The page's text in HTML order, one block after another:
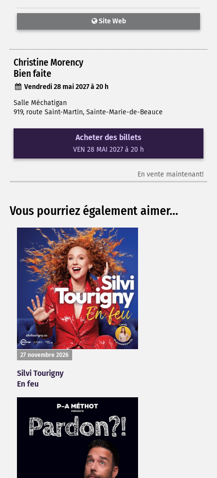
Site Web
Christine Morency
Bien faite
Vendredi 28 mai 2027 à 20 h
Salle Méchatigan
919, route Saint-Martin, Sainte-Marie-de-Beauce
Acheter des billets
VEN 28 MAI 2027 à 20 h
En vente maintenant!
Vous pourriez également aimer...
27 novembre 2026
Silvi Tourigny
En feu